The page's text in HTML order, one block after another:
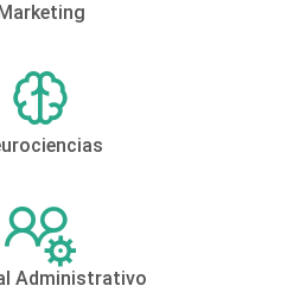
Marketing
Administrativo